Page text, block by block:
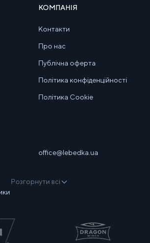
КОМПАНІЯ
Контакти
Про нас
Публічна оферта
Політика конфіденційності
Політика Cookie
office@lebedka.ua
Розгорнути всі